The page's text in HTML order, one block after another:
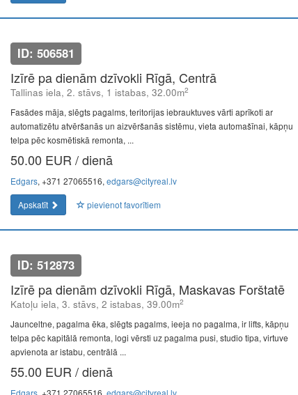
ID: 506581
Izīrē pa dienām dzīvokli Rīgā, Centrā
Tallinas iela, 2. stāvs, 1 istabas, 32.00m2
Fasādes māja, slēgts pagalms, teritorijas iebrauktuves vārti aprīkoti ar
automatizētu atvēršanās un aizvēršanās sistēmu, vieta automašīnai, kāpņu
telpa pēc kosmētiskā remonta, ...
50.00 EUR / dienā
Edgars, +371 27065516, edgars@cityreal.lv
Apskatīt
pievienot favorītiem
ID: 512873
Izīrē pa dienām dzīvokli Rīgā, Maskavas Forštatē
Katoļu iela, 3. stāvs, 2 istabas, 39.00m2
Jaunceltne, pagalma ēka, slēgts pagalms, ieeja no pagalma, ir lifts, kāpņu
telpa pēc kapitālā remonta, logi vērsti uz pagalma pusi, studio tipa, virtuve
apvienota ar istabu, centrālā ...
55.00 EUR / dienā
Edgars, +371 27065516, edgars@cityreal.lv